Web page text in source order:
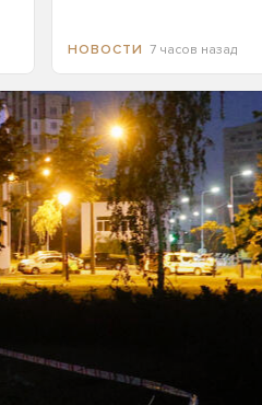
НОВОСТИ 7 часов назад